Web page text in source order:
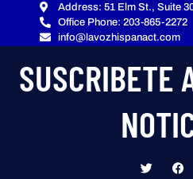
Address: 51 Elm St., Suite
Office Phone: 203-865-2272
info@lavozhispanact.com
SUSCRIBETE